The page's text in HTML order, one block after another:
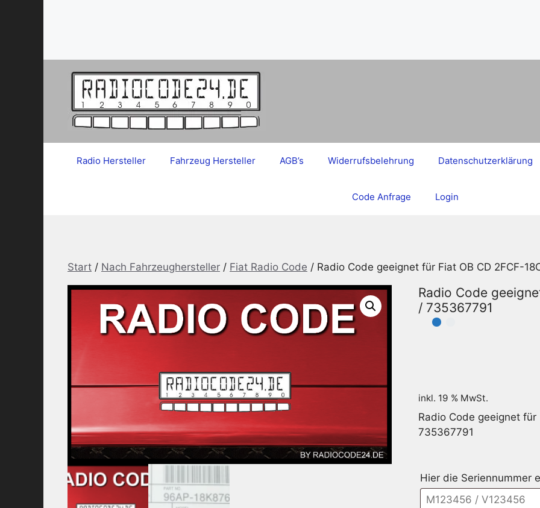
Radio Hersteller Fahrzeug Hersteller AGB’s Widerrufsbelehrung Datenschutzerklärung
Code Anfrage Login
Start / Nach Fahrzeughersteller / Fiat Radio Code / Radio Code geeignet für Fiat OB CD 2FCF-
Radio Code
/ 735367791
inkl. 19 % MwSt.
Radio Code geeignet für
735367791
Hier die Seriennummer